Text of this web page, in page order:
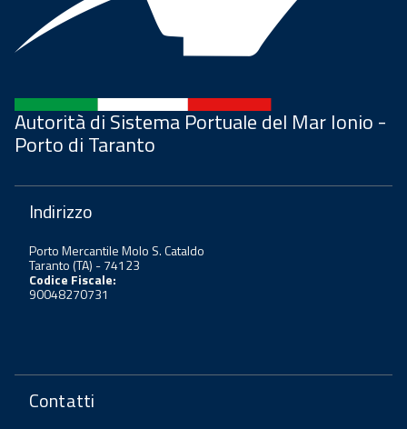
Autorità di Sistema Portuale del Mar Ionio -
Porto di Taranto
Indirizzo
Porto Mercantile Molo S. Cataldo
Taranto (TA) - 74123
Codice Fiscale:
90048270731
Contatti